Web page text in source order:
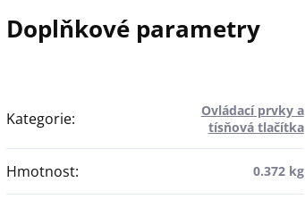
Doplňkové parametry
Kategorie:
Ovládací prvky a
tísňová tlačítka
Hmotnost: 0.372 kg